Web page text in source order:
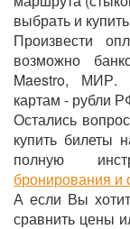
выбрать и
Произвести
возможно
Maestro, МИР.
картам - рубли
Остались
купить билеты
полную
бронирования и
А если Вы
сравнить цены